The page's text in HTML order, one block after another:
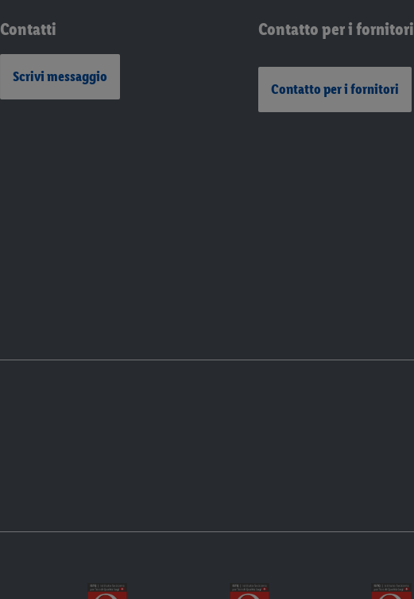
Contatti
Scrivi messaggio
Contatto per i fornitori
Contatto per i fornitori